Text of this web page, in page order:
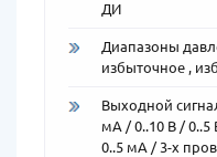
ДИ
Диапазоны
избыточное ,
Выходной
мA / 0..10 В / 0..5
0..5 мA / 3-х